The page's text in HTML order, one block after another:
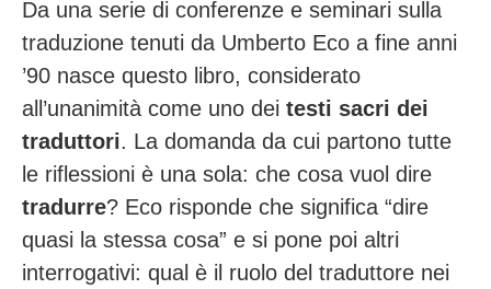
Da una serie di conferenze e seminari sulla
traduzione tenuti da Umberto Eco a fine anni
’90 nasce questo libro, considerato
all’unanimità come uno dei testi sacri dei
traduttori. La domanda da cui partono tutte
le riflessioni è una sola: che cosa vuol dire
tradurre? Eco risponde che significa “dire
quasi la stessa cosa” e si pone poi altri
interrogativi: qual è il ruolo del traduttore nei